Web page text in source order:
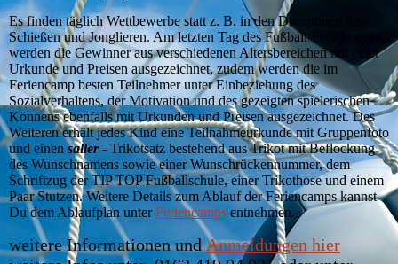
Es finden täglich Wettbewerbe statt z. B. in den Disziplinen 9m-
Schießen und Jonglieren. Am letzten Tag des Fußball-Feriencamps
werden die Gewinner aus verschiedenen Altersbereichen mit einer
Urkunde und Preisen ausgezeichnet, zudem werden die im
Feriencamp besten Teilnehmer unter Einbeziehung des
Sozialverhaltens, der Motivation und des gezeigten spielerischen
Könnens ebenfalls mit Urkunden und Preisen ausgezeichnet. Des
Weiteren erhält jedes Kind eine Teilnahmeurkunde mit Gruppenfoto
und einensaller- Trikotsatz bestehend aus Trikot mit Beflockung
des Wunschnamens sowie einer Wunschrückennummer, dem
Schriftzug der TIP TOP Fußballschule, einer Trikothose und einem
Paar Stutzen. Weitere Details zum Ablauf der Feriencamps kannst
Du dem Ablaufplan unterFeriencamps entnehmen.
weitere Informationen undAnmeldungen hier